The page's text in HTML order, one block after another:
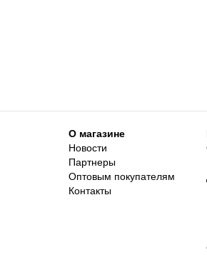
О магазине
Новости
Партнеры
Оптовым покупателям
Контакты